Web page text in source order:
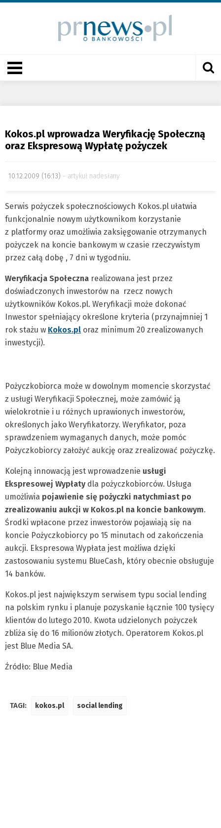
Kokos.pl wprowadza Weryfikację Społeczną
oraz Ekspresową Wypłatę pożyczek
10.12.2009 (16:13) artykuł nadesłany
Serwis pożyczek społecznościowych Kokos.pl ułatwia
funkcjonalnie nowym użytkownikom korzystanie
z platformy oraz umożliwia zaksięgowanie otrzymanych
pożyczek na koncie bankowym w czasie rzeczywistym
przez całą dobę , 7 dni w tygodniu.
Weryfikacja Społeczna realizowana jest przez
doświadczonych inwestorów na rzecz nowych
użytkowników Kokos.pl. Weryfikacji może dokonać
Inwestor spełniający określone kryteria (przynajmniej 1
rok stażu w Kokos.pl oraz minimum 20 zrealizowanych
inwestycji).
Pożyczkobiorca może w dowolnym momencie skorzystać
z usługi Weryfikacji Społecznej, może zamówić ją
wielokrotnie i u różnych uprawionych inwestorów,
określonych jako Weryfikatorzy. Weryfikator, poza
sprawdzeniem wymaganych danych, może pomóc
Pożyczkobiorcy założyć aukcję oraz zrealizować pożyczkę.
Kolejną innowacją jest wprowadzenie usługi
Ekspresowej Wypłaty dla pożyczkobiorców. Usługa
umożliwia pojawienie się pożyczki natychmiast po
zrealizowaniu aukcji w Kokos.pl na koncie bankowym.
Środki wpłacone przez inwestorów pojawiają się na
koncie Pożyczkobiorcy po 15 minutach od zakończenia
aukcji. Ekspresowa Wypłata jest możliwa dzięki
zastosowaniu systemu BlueCash, który obecnie obsługuje
14 banków.
Kokos.pl jest największym serwisem typu social lending
na polskim rynku i planuje pozyskanie łącznie 100 tysięcy
klientów do lutego 2010. Kwota udzielonych pożyczek
zbliża się do 16 milionów złotych. Operatorem Kokos.pl
jest Blue Media SA.
Źródło: Blue Media
TAGI: kokos.pl social lending